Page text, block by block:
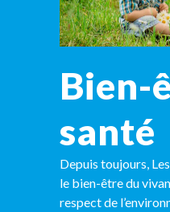
Bien-
santé
Depuis toujours,
le bien-être du
respect de